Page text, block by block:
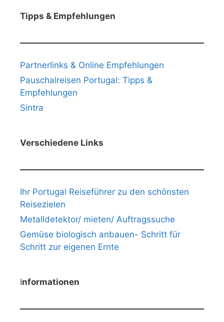
Tipps & Empfehlungen
Partnerlinks & Online Empfehlungen
Pauschalreisen Portugal: Tipps &
Empfehlungen
Sintra
Verschiedene Links
Ihr Portugal Reiseführer zu den schönsten
Reisezielen
Metalldetektor/ mieten/ Auftragssuche
Gemüse biologisch anbauen- Schritt für
Schritt zur eigenen Ernte
Informationen